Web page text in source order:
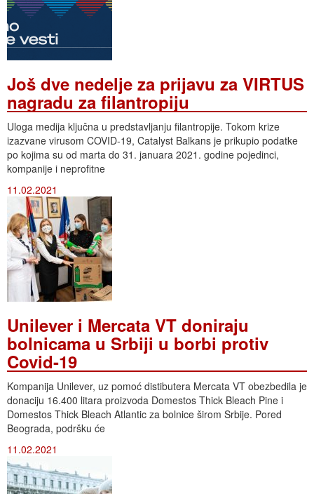
Još dve nedelje za prijavu za VIRTUS
nagradu za filantropiju
Uloga medija ključna u predstavljanju filantropije. Tokom krize
izazvane virusom COVID-19, Catalyst Balkans je prikupio podatke
po kojima su od marta do 31. januara 2021. godine pojedinci,
kompanije i neprofitne
11.02.2021
Unilever i Mercata VT doniraju
bolnicama u Srbiji u borbi protiv
Covid-19
Kompanija Unilever, uz pomoć distibutera Mercata VT obezbedila je
donaciju 16.400 litara proizvoda Domestos Thick Bleach Pine i
Domestos Thick Bleach Atlantic za bolnice širom Srbije. Pored
Beograda, podršku će
11.02.2021